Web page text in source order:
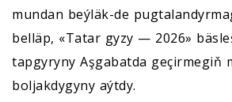
mundan beýläk-de
belläp, «Tatar gyzy — 2026»
tapgyryny Aşgabatda geçirmegiň
boljakdygyny aýtdy.